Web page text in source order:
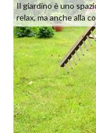
Il giardino è uno
relax, ma anche alla